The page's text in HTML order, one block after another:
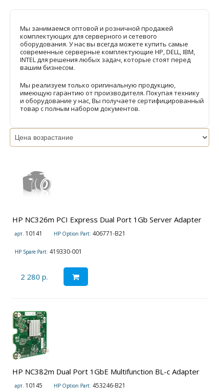
Мы занимаемся оптовой и розничной продажей
комплектующих для серверного и сетевого
оборудования. У нас вы всегда можете купить самые
современные серверные комплектующие HP, DELL, IBM,
INTEL для решения любых задач, которые стоят перед
вашим бизнесом.
Мы реализуем только оригинальную продукцию,
имеющую гарантию от производителя. Покупая технику
и оборудование у нас, Вы получаете сертифицированный
товар с полным набором документов.
HP NC326m PCI Express Dual Port 1Gb Server Adapter
арт. 10141 HP Option Part: 406771-B21
HP Spare Part: 419330-001
2 280 р.
HP NC382m Dual Port 1GbE Multifunction BL-c Adapter
арт. 10145 HP Option Part: 453246-B21